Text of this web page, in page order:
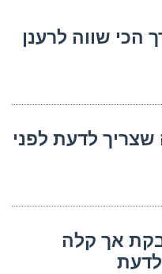
הכי שווה לרענן
שצריך לדעת לפני
אך קלה